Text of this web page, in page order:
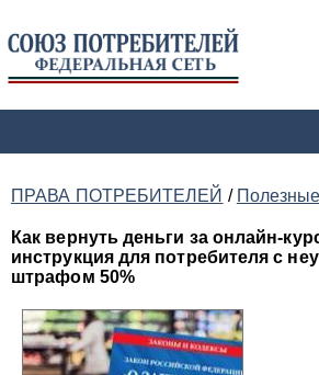
ПРАВА ПОТРЕБИТЕЛЕЙ /
Как вернуть деньги за онлайн-
инструкция для потребителя с
штрафом 50%